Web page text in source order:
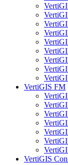
VertiGIS FM
VertiGIS